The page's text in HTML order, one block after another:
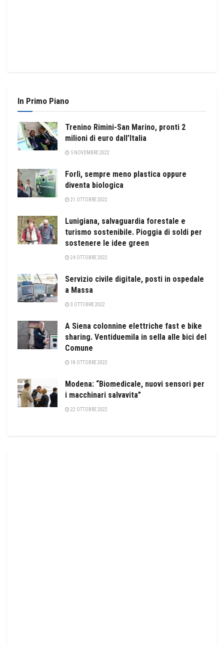
In Primo Piano
Trenino Rimini-San Marino, pronti 2
milioni di euro dall’Italia
5 NOVEMBRE 2022
Forlì, sempre meno plastica oppure
diventa biologica
21 OTTOBRE 2022
Lunigiana, salvaguardia forestale e
turismo sostenibile. Pioggia di soldi per
sostenere le idee green
24 OTTOBRE 2022
Servizio civile digitale, posti in ospedale
a Massa
3 OTTOBRE 2022
A Siena colonnine elettriche fast e bike
sharing. Ventiduemila in sella alle bici del
Comune
18 OTTOBRE 2022
Modena: “Biomedicale, nuovi sensori per
i macchinari salvavita”
22 OTTOBRE 2022